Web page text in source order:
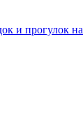
и прогулок